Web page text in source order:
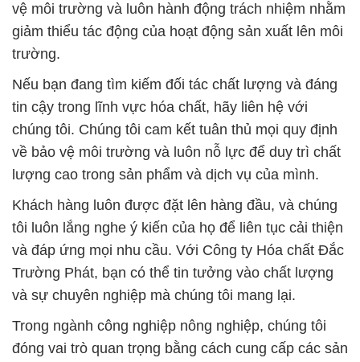
vệ môi trường và luôn hành động trách nhiệm nhằm
giảm thiểu tác động của hoạt động sản xuất lên môi
trường.
Nếu bạn đang tìm kiếm đối tác chất lượng và đáng
tin cậy trong lĩnh vực hóa chất, hãy liên hệ với
chúng tôi. Chúng tôi cam kết tuân thủ mọi quy định
về bảo vệ môi trường và luôn nỗ lực để duy trì chất
lượng cao trong sản phẩm và dịch vụ của mình.
Khách hàng luôn được đặt lên hàng đầu, và chúng
tôi luôn lắng nghe ý kiến của họ để liên tục cải thiện
và đáp ứng mọi nhu cầu. Với Công ty Hóa chất Đắc
Trường Phát, bạn có thể tin tưởng vào chất lượng
và sự chuyên nghiệp mà chúng tôi mang lại.
Trong ngành công nghiệp nông nghiệp, chúng tôi
đóng vai trò quan trọng bằng cách cung cấp các sản